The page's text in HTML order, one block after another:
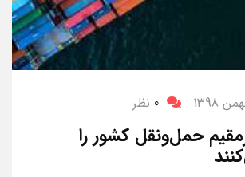
0 نظر
حمل‌ونقل کشور را